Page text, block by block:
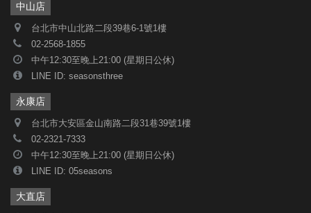
中山店
台北市中山北路二段39巷6-1號1樓
02-2568-1855
中午12:30至晚上21:00 (星期日公休)
LINE ID: seasonsthree
永康店
台北市大安區金山南路二段31巷39號1樓
02-2321-7333
中午12:30至晚上21:00 (星期日公休)
LINE ID: 05seasons
大直店